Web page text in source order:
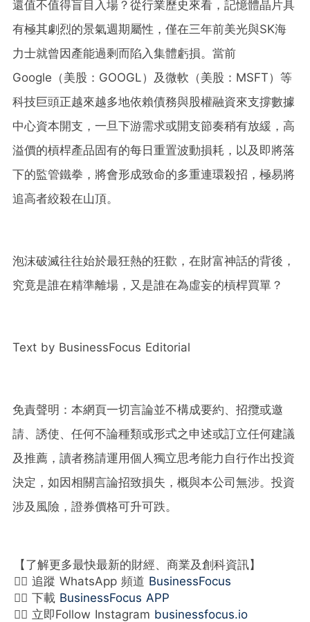
還值不值得盲目入場？從行業歷史來看，記憶體晶片具
有極其劇烈的景氣週期屬性，僅在三年前美光與SK海
力士就曾因產能過剩而陷入集體虧損。當前
Google（美股：GOOGL）及微軟（美股：MSFT）等
科技巨頭正越來越多地依賴債務與股權融資來支撐數據
中心資本開支，一旦下游需求或開支節奏稍有放緩，高
溢價的槓桿產品固有的每日重置波動損耗，以及即將落
下的監管鐵拳，將會形成致命的多重連環殺招，極易將
追高者絞殺在山頂。
泡沫破滅往往始於最狂熱的狂歡，在財富神話的背後，
究竟是誰在精準離場，又是誰在為虛妄的槓桿買單？
Text by BusinessFocus Editorial
免責聲明：本網頁一切言論並不構成要約、招攬或邀
請、誘使、任何不論種類或形式之申述或訂立任何建議
及推薦，讀者務請運用個人獨立思考能力自行作出投資
決定，如因相關言論招致損失，概與本公司無涉。投資
涉及風險，證券價格可升可跌。
【了解更多最快最新的財經、商業及創科資訊】
👉🏻 追蹤 WhatsApp 頻道 BusinessFocus
👉🏻 下載 BusinessFocus APP
👉🏻 立即Follow Instagram businessfocus.io